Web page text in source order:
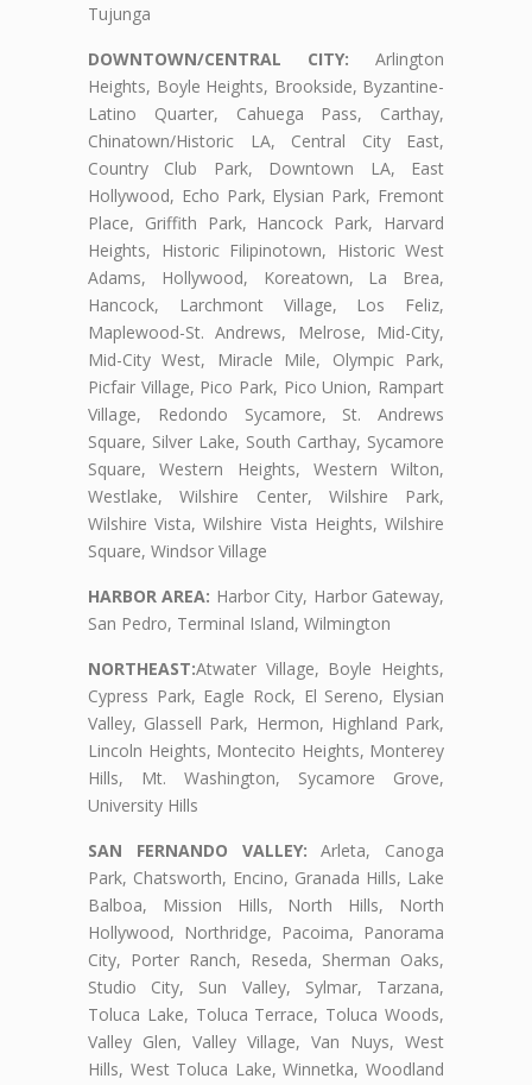
Tujunga
DOWNTOWN/CENTRAL CITY: Arlington
Heights, Boyle Heights, Brookside, Byzantine-
Latino Quarter, Cahuega Pass, Carthay,
Chinatown/Historic LA, Central City East,
Country Club Park, Downtown LA, East
Hollywood, Echo Park, Elysian Park, Fremont
Place, Griffith Park, Hancock Park, Harvard
Heights, Historic Filipinotown, Historic West
Adams, Hollywood, Koreatown, La Brea,
Hancock, Larchmont Village, Los Feliz,
Maplewood-St. Andrews, Melrose, Mid-City,
Mid-City West, Miracle Mile, Olympic Park,
Picfair Village, Pico Park, Pico Union, Rampart
Village, Redondo Sycamore, St. Andrews
Square, Silver Lake, South Carthay, Sycamore
Square, Western Heights, Western Wilton,
Westlake, Wilshire Center, Wilshire Park,
Wilshire Vista, Wilshire Vista Heights, Wilshire
Square, Windsor Village
HARBOR AREA: Harbor City, Harbor Gateway,
San Pedro, Terminal Island, Wilmington
NORTHEAST:Atwater Village, Boyle Heights,
Cypress Park, Eagle Rock, El Sereno, Elysian
Valley, Glassell Park, Hermon, Highland Park,
Lincoln Heights, Montecito Heights, Monterey
Hills, Mt. Washington, Sycamore Grove,
University Hills
SAN FERNANDO VALLEY: Arleta, Canoga
Park, Chatsworth, Encino, Granada Hills, Lake
Balboa, Mission Hills, North Hills, North
Hollywood, Northridge, Pacoima, Panorama
City, Porter Ranch, Reseda, Sherman Oaks,
Studio City, Sun Valley, Sylmar, Tarzana,
Toluca Lake, Toluca Terrace, Toluca Woods,
Valley Glen, Valley Village, Van Nuys, West
Hills, West Toluca Lake, Winnetka, Woodland